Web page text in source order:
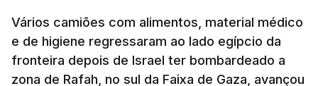
Vários camiões com alimentos, material médico
e de higiene regressaram ao lado egípcio da
fronteira depois de Israel ter bombardeado a
zona de Rafah, no sul da Faixa de Gaza, avançou